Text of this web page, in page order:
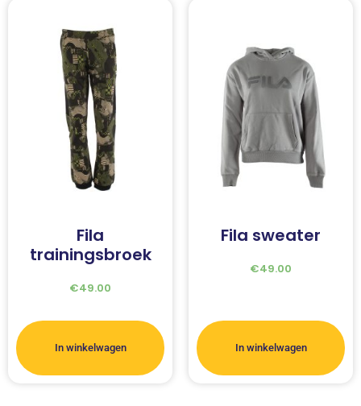
Fila
trainingsbroek
€49.00
In winkelwagen
Fila sweater
€49.00
In winkelwagen